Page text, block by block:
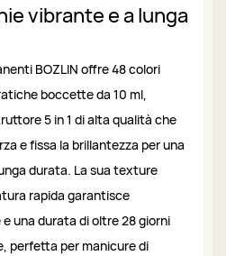
vibrante e a lunga
BOZLIN offre 48 colori
boccette da 10 ml,
5 in 1 di alta qualità che
e fissa la brillantezza per una
durata. La sua texture
rapida garantisce
una durata di oltre 28 giorni
perfetta per manicure di